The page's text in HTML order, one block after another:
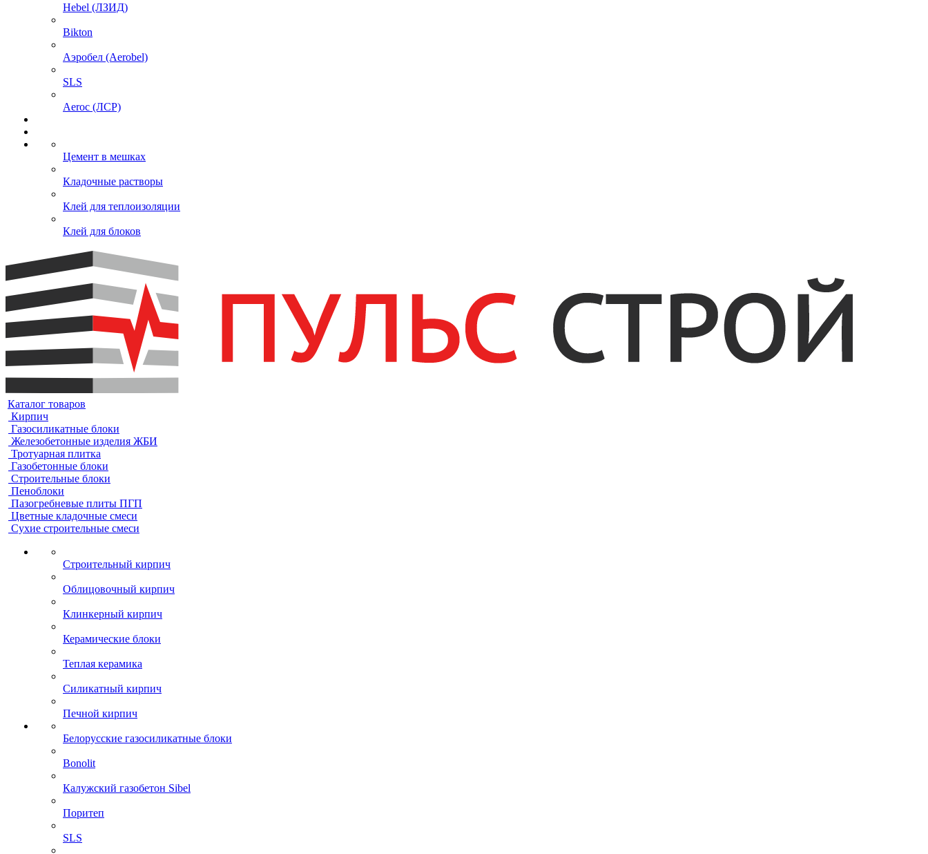
Hebel (ЛЗИД)
Bikton
Аэробел (Aerobel)
SLS
Aeroc (ЛСР)
Цемент в мешках
Кладочные растворы
Клей для теплоизоляции
Клей для блоков
Каталог товаров
Кирпич
Газосиликатные блоки
Железобетонные изделия ЖБИ
Тротуарная плитка
Газобетонные блоки
Строительные блоки
Пеноблоки
Пазогребневые плиты ПГП
Цветные кладочные смеси
Сухие строительные смеси
Строительный кирпич
Облицовочный кирпич
Клинкерный кирпич
Керамические блоки
Теплая керамика
Силикатный кирпич
Печной кирпич
Белорусские газосиликатные блоки
Bonolit
Калужский газобетон Sibel
Поритеп
SLS